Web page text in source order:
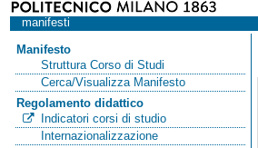
manifesti
Manifesto
Struttura Corso di Studi
Cerca/Visualizza Manifesto
Regolamento didattico
Indicatori corsi di studio
Internazionalizzazione